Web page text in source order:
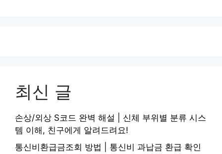
최신 글
손상/외상 S코드 완벽 해설 | 신체 부위별 분류 시스
템 이해, 친구에게 알려드려요!
통신비환급금조회 방법 | 통신비 과납금 환급 확인